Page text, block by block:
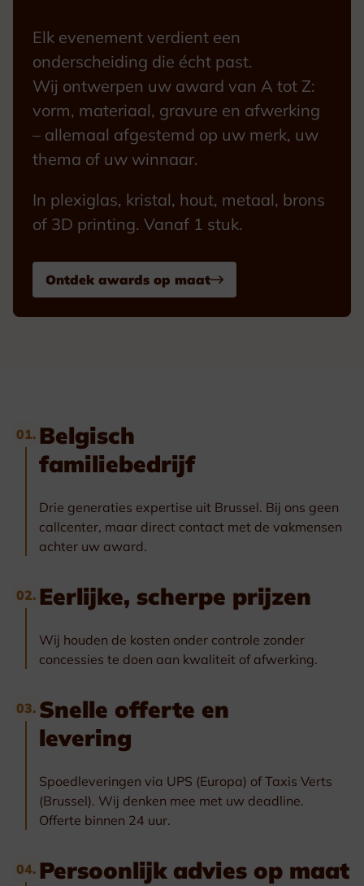
Elk evenement verdient een
onderscheiding die écht past.
Wij ontwerpen uw award van A tot Z:
vorm, materiaal, gravure en afwerking
– allemaal afgestemd op uw merk, uw
thema of uw winnaar.
In plexiglas, kristal, hout, metaal, brons
of 3D printing. Vanaf 1 stuk.
Ontdek awards op maat
01. Belgisch
familiebedrijf
Drie generaties expertise uit Brussel. Bij ons geen
callcenter, maar direct contact met de vakmensen
achter uw award.
02. Eerlijke, scherpe prijzen
Wij houden de kosten onder controle zonder
concessies te doen aan kwaliteit of afwerking.
03. Snelle offerte en
levering
Spoedleveringen via UPS (Europa) of Taxis Verts
(Brussel). Wij denken mee met uw deadline.
Offerte binnen 24 uur.
04. Persoonlijk advies op maat